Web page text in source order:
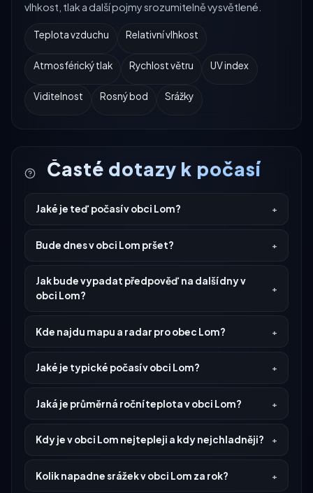
vlhkost, tlak a další pojmy srozumitelně vysvětlené.
Teplota vzduchu Relativní vlhkost
Atmosférický tlak Rychlost větru UV index
Viditelnost Rosný bod Srážky
Časté dotazy k počasí
Jaké je teď počasí v obci Lom?
Bude dnes v obci Lom pršet?
Jak bude vypadat předpověď na další dny v
obci Lom?
Kde najdu mapu a radar pro obec Lom?
Jaké je typické počasí v obci Lom?
Jaká je průměrná roční teplota v obci Lom?
Kdy je v obci Lom nejtepleji a kdy nejchladněji?
Kolik napadne srážek v obci Lom za rok?